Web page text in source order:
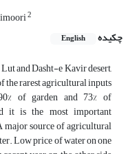
2
چکیده English
and Dasht-e Kavir desert,
the rarest agricultural inputs
of garden and 73% of
it is the most important
source of agricultural
Low price of water on one